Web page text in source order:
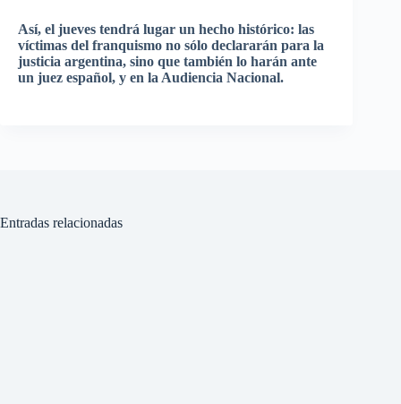
Así, el jueves tendrá lugar un hecho histórico: las
víctimas del franquismo no sólo declararán para la
justicia argentina, sino que también lo harán ante
un juez español, y en la Audiencia Nacional.
Entradas relacionadas